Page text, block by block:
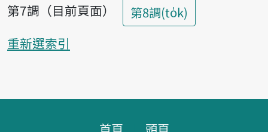
第7調（目前頁面）
第8調(to̍k)
重新選索引